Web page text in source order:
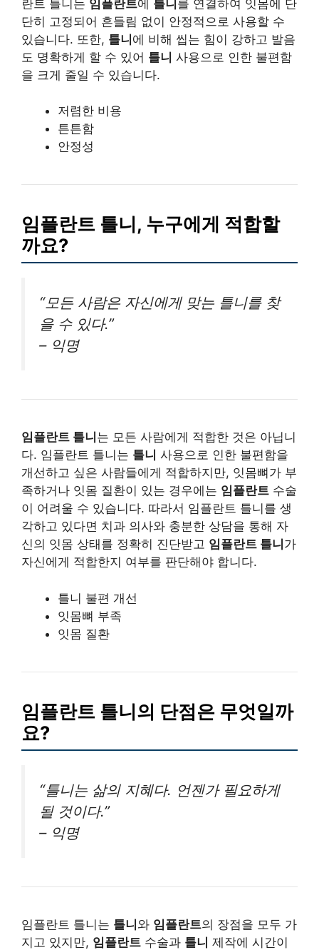
란트 틀니는 임플란트에 틀니를 연결하여 잇몸에 단
단히 고정되어 흔들림 없이 안정적으로 사용할 수
있습니다. 또한, 틀니에 비해 씹는 힘이 강하고 발음
도 명확하게 할 수 있어 틀니 사용으로 인한 불편함
을 크게 줄일 수 있습니다.
저렴한 비용
튼튼함
안정성
임플란트 틀니, 누구에게 적합할
까요?
“모든 사람은 자신에게 맞는 틀니를 찾
을 수 있다.”
– 익명
임플란트 틀니 는 모든 사람에게 적합한 것은 아닙니
다. 임플란트 틀니는 틀니 사용으로 인한 불편함을
개선하고 싶은 사람들에게 적합하지만, 잇몸뼈가 부
족하거나 잇몸 질환이 있는 경우에는 임플란트 수술
이 어려울 수 있습니다. 따라서 임플란트 틀니를 생
각하고 있다면 치과 의사와 충분한 상담을 통해 자
신의 잇몸 상태를 정확히 진단받고 임플란트 틀니 가
자신에게 적합한지 여부를 판단해야 합니다.
틀니 불편 개선
잇몸뼈 부족
잇몸 질환
임플란트 틀니의 단점은 무엇일까
요?
“틀니는 삶의 지혜다. 언젠가 필요하게
될 것이다.”
– 익명
임플란트 틀니는 틀니와 임플란트의 장점을 모두 가
지고 있지만, 임플란트 수술과 틀니 제작에 시간이